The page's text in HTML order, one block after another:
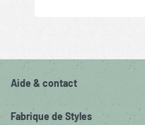
Aide & contact
Fabrique de Styles